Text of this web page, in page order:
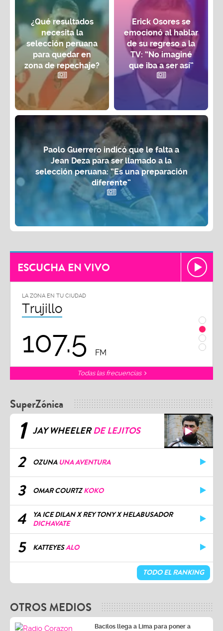
¿Qué resultados
necesita la
selección peruana
para quedar en
zona de repechaje?
Erick Osores se
emocionó al hablar
de su regreso a la
TV: “No imaginé
que iba a ser así”
Paolo Guerrero indicó que le falta a
Jean Deza para ser llamado a la
selección peruana: “Es una preparación
diferente”
ESCUCHA EN VIVO
LA ZONA EN TU CIUDAD
Trujillo
107.5 FM
Todas las frecuencias
SuperZónica
1 JAY WHEELERDE LEJITOS
2 OZUNA UNA AVENTURA
3 OMAR COURTZKOKO
4
YA ICE DILAN X REY TONY X HELABUSADOR
DICHAVATE
5 KATTEYESALO
TODO EL RANKING
OTROS MEDIOS
Bacilos llega a Lima para poner a